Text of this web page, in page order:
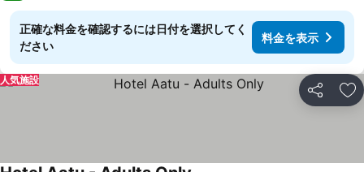
正確な料金を確認するには日付を選択してく
ださい
料金を表示
シェア お
人気施設